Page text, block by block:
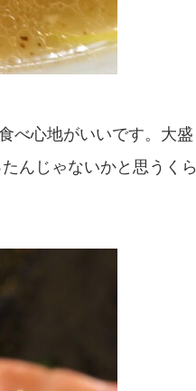
べ心地がいいです。大盛
んじゃないかと思うくら